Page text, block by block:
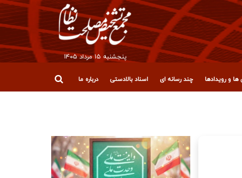
پنجشنبه ۱۵ مرداد ۱۴۰۵
و رویدادها چند رسانه ای اسناد بالادستی درباره ما